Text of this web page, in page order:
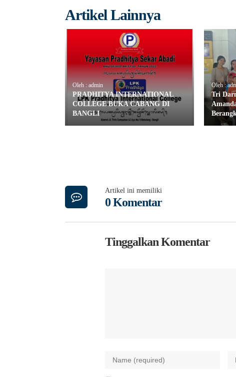
Artikel Lainnya
Oleh : admin
PRADHITYA INTERNATIONAL
COLLEGE BUKA CABANG DI
BANGLI
Oleh :
Tri
Artikel ini memiliki
0 Komentar
Tinggalkan Komentar